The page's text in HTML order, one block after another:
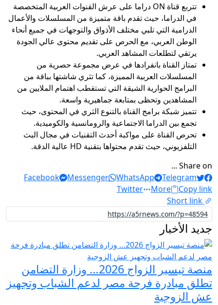
تتربع قناة ON دراما على عرش القنوات العربية المتخصصة
في الدراما، حيث تقدم باقة متميزة من المسلسلات والأعمال
الدرامية التي تلبي مختلف الأذواق والتوجهات في جميع أنحاء
الوطن العربي، مع الحرص على تقديم محتوى عالي الجودة
يرتقي لتطلعات المشاهد العربي.
تمتاز القناة بانفرادها في عرض مجموعة حصرية من
المسلسلات العربية المميزة، كما تثري شاشتها بباقة من
البرامج الحوارية الشيقة التي تستقطب اهتمام الملايين من
المشاهدين وتحظى بمتابعة جماهيرية واسعة.
تتميز شبكة برامج القناة بالتنوع الثري في المحتوى، حيث
تجمع بين الدراما الاجتماعية والرومانسية والكوميدية.
تحرص القناة على مواكبة أحدث التقنيات في مجال البث
التلفزيوني، حيث تقدم محتواها بتقنية HD عالية الدقة.
Share on ...
Facebook
Messenger WhatsApp
Telegram
Twitter
More
Copy link
Short link
جديد الأخبار
منصة تيسير الزواج 2026… وزارة التضامن
تطلق مبادرة فرحة مصر لدعم الشباب وتجهيز
عش الزوجية